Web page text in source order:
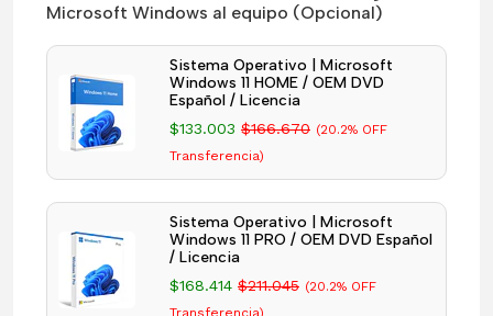
Microsoft Windows al equipo (Opcional)
Sistema Operativo | Microsoft
Windows 11 HOME / OEM DVD
Español / Licencia
$133.003 $166.670 (20.2% OFF
Transferencia)
Sistema Operativo | Microsoft
Windows 11 PRO / OEM DVD Español
/ Licencia
$168.414 $211.045 (20.2% OFF
Transferencia)